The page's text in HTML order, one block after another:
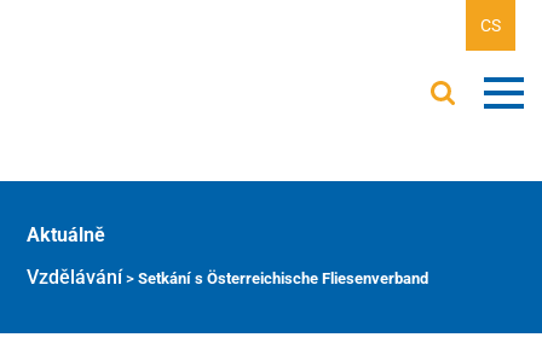
CS
Aktuálně
Vzdělávání>Setkání s Österreichische Fliesenverband